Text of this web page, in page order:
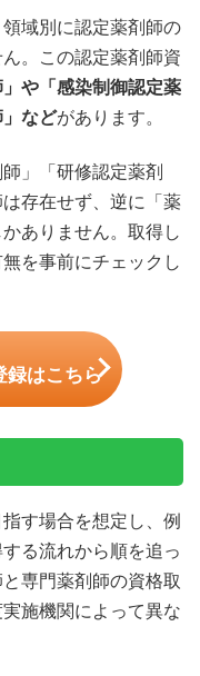
域別に認定薬剤師の
。この認定薬剤師資
」や「感染制御認定薬
などがあります。
」「研修認定薬剤
存在せず、逆に「薬
ありません。取得し
を事前にチェックし
録はこちら
す場合を想定し、例
る流れから順を追っ
専門薬剤師の資格取
施機関によって異な